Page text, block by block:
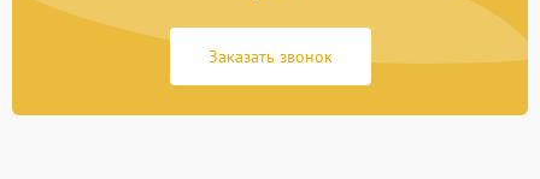
Заказать звонок